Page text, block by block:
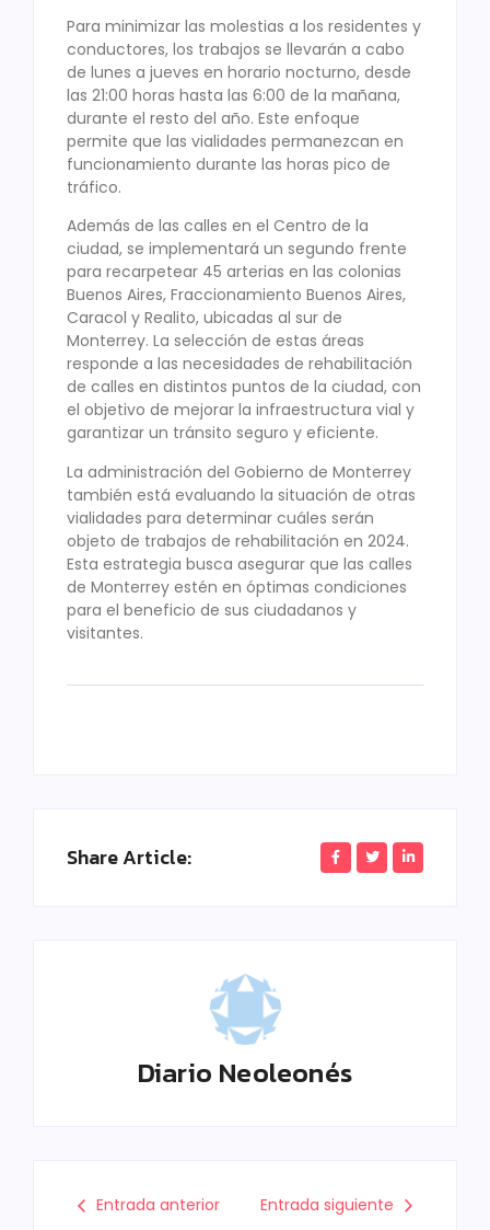
Para minimizar las molestias a los residentes y
conductores, los trabajos se llevarán a cabo
de lunes a jueves en horario nocturno, desde
las 21:00 horas hasta las 6:00 de la mañana,
durante el resto del año. Este enfoque
permite que las vialidades permanezcan en
funcionamiento durante las horas pico de
tráfico.
Además de las calles en el Centro de la
ciudad, se implementará un segundo frente
para recarpetear 45 arterias en las colonias
Buenos Aires, Fraccionamiento Buenos Aires,
Caracol y Realito, ubicadas al sur de
Monterrey. La selección de estas áreas
responde a las necesidades de rehabilitación
de calles en distintos puntos de la ciudad, con
el objetivo de mejorar la infraestructura vial y
garantizar un tránsito seguro y eficiente.
La administración del Gobierno de Monterrey
también está evaluando la situación de otras
vialidades para determinar cuáles serán
objeto de trabajos de rehabilitación en 2024.
Esta estrategia busca asegurar que las calles
de Monterrey estén en óptimas condiciones
para el beneficio de sus ciudadanos y
visitantes.
Share Article:
Diario Neoleonés
Entrada anterior Entrada siguiente